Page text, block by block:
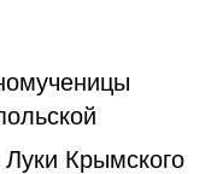
Крымского